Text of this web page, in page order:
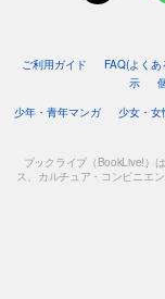
ご利用ガイド FAQ(よくあ
示
少年・青年マンガ
少女・女
ブックライブ（BookLive!）
ス、カルチュア・コンビニエ